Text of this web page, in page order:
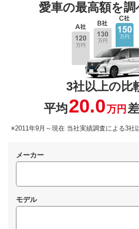
愛車の最高額を調
3社以上の比
平均20.0万円
※2011年9月～現在 当社実績調査による3社
メーカー
モデル